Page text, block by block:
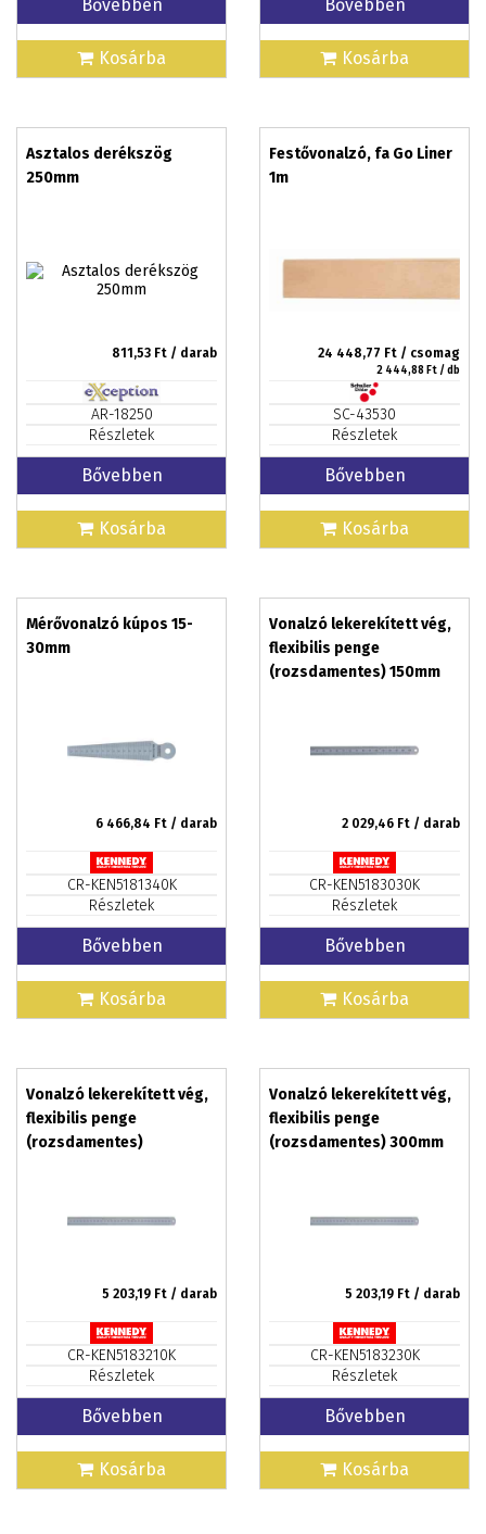
Bővebben
Kosárba
Bővebben
Kosárba
Asztalos derékszög
250mm
811,53 Ft / darab
AR-18250
Részletek
Bővebben
Kosárba
Festővonalzó, fa Go Liner
1m
24 448,77 Ft / csomag
2 444,88 Ft / db
SC-43530
Részletek
Bővebben
Kosárba
Mérővonalzó kúpos 15-
30mm
6 466,84 Ft / darab
CR-KEN5181340K
Részletek
Bővebben
Kosárba
Vonalzó lekerekített vég,
flexibilis penge
(rozsdamentes) 150mm
2 029,46 Ft / darab
CR-KEN5183030K
Részletek
Bővebben
Kosárba
Vonalzó lekerekített vég,
flexibilis penge
(rozsdamentes)
5 203,19 Ft / darab
CR-KEN5183210K
Részletek
Bővebben
Kosárba
Vonalzó lekerekített vég,
flexibilis penge
(rozsdamentes) 300mm
5 203,19 Ft / darab
CR-KEN5183230K
Részletek
Bővebben
Kosárba